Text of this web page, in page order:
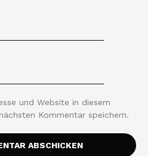
und Website in diesem
Kommentar speichern.